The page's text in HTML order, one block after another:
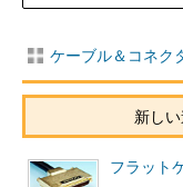
ケーブル＆コネク
新し
フラット